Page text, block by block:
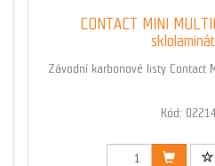
CONTACT MINI
Závodní karbonové listy Contact
Kód: